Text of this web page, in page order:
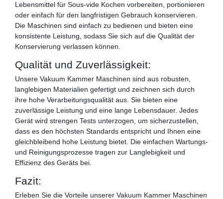
Lebensmittel für Sous-vide Kochen vorbereiten, portionieren
oder einfach für den langfristigen Gebrauch konservieren.
Die Maschinen sind einfach zu bedienen und bieten eine
konsistente Leistung, sodass Sie sich auf die Qualität der
Konservierung verlassen können.
Qualität und Zuverlässigkeit:
Unsere Vakuum Kammer Maschinen sind aus robusten,
langlebigen Materialien gefertigt und zeichnen sich durch
ihre hohe Verarbeitungsqualität aus. Sie bieten eine
zuverlässige Leistung und eine lange Lebensdauer. Jedes
Gerät wird strengen Tests unterzogen, um sicherzustellen,
dass es den höchsten Standards entspricht und Ihnen eine
gleichbleibend hohe Leistung bietet. Die einfachen Wartungs-
und Reinigungsprozesse tragen zur Langlebigkeit und
Effizienz des Geräts bei.
Fazit:
Erleben Sie die Vorteile unserer Vakuum Kammer Maschinen